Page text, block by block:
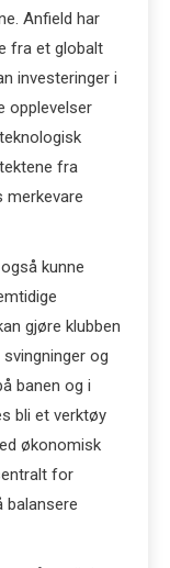
Anfield har
fra et globalt
investeringer i
opplevelser
fra
merkevare
kunne
gjøre klubben
og
banen og i
bli et verktøy
økonomisk
for
balansere